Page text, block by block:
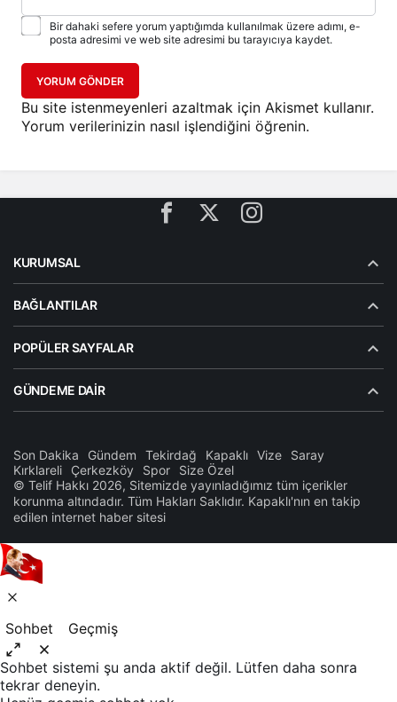
Bir dahaki sefere yorum yaptığımda kullanılmak üzere adımı, e-
posta adresimi ve web site adresimi bu tarayıcıya kaydet.
YORUM GÖNDER
Bu site istenmeyenleri azaltmak için Akismet kullanır.
Yorum verilerinizin nasıl işlendiğini öğrenin.
KURUMSAL
BAĞLANTILAR
POPÜLER SAYFALAR
GÜNDEME DAIR
Son Dakika Gündem Tekirdağ Kapaklı Vize
Saray
Kırklareli
Çerkezköy Spor
Size Özel
© Telif Hakkı 2026, Sitemizde yayınladığımız tüm içerikler
korunma altındadır. Tüm Hakları Saklıdır. Kapaklı'nın en takip
edilen internet haber sitesi
Sohbet Geçmiş
Sohbet sistemi şu anda aktif değil. Lütfen daha sonra
tekrar deneyin.